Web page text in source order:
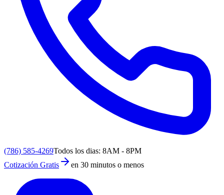
(786) 585-4269Todos los dias: 8AM - 8PM
Cotización Gratis
en 30 minutos o menos